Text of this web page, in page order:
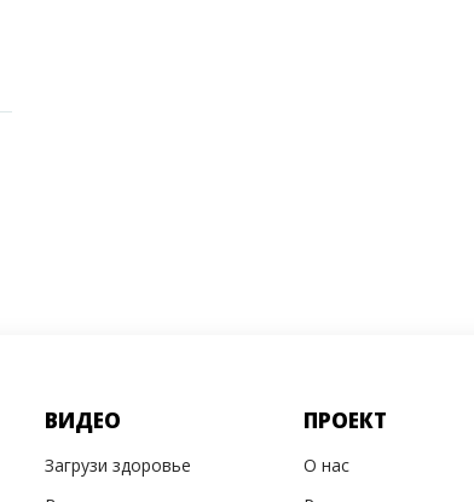
ВИДЕО
Загрузи здоровье
ПРОЕКТ
О нас